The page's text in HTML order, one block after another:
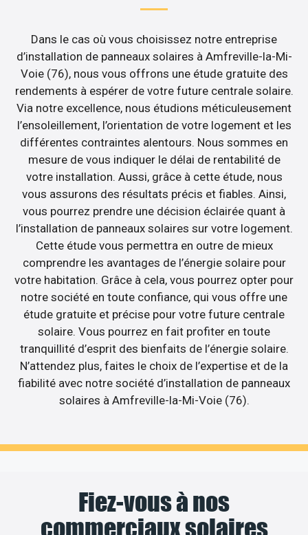
Dans le cas où vous choisissez notre entreprise
d’installation de panneaux solaires à Amfreville-la-Mi-
Voie (76), nous vous offrons une étude gratuite des
rendements à espérer de votre future centrale solaire.
Via notre excellence, nous étudions méticuleusement
l’ensoleillement, l’orientation de votre logement et les
différentes contraintes alentours. Nous sommes en
mesure de vous indiquer le délai de rentabilité de
votre installation. Aussi, grâce à cette étude, nous
vous assurons des résultats précis et fiables. Ainsi,
vous pourrez prendre une décision éclairée quant à
l’installation de panneaux solaires sur votre logement.
Cette étude vous permettra en outre de mieux
comprendre les avantages de l’énergie solaire pour
votre habitation. Grâce à cela, vous pourrez opter pour
notre société en toute confiance, qui vous offre une
étude gratuite et précise pour votre future centrale
solaire. Vous pourrez en fait profiter en toute
tranquillité d’esprit des bienfaits de l’énergie solaire.
N’attendez plus, faites le choix de l’expertise et de la
fiabilité avec notre société d’installation de panneaux
solaires à Amfreville-la-Mi-Voie (76).
Fiez-vous à nos
commerciaux solaires